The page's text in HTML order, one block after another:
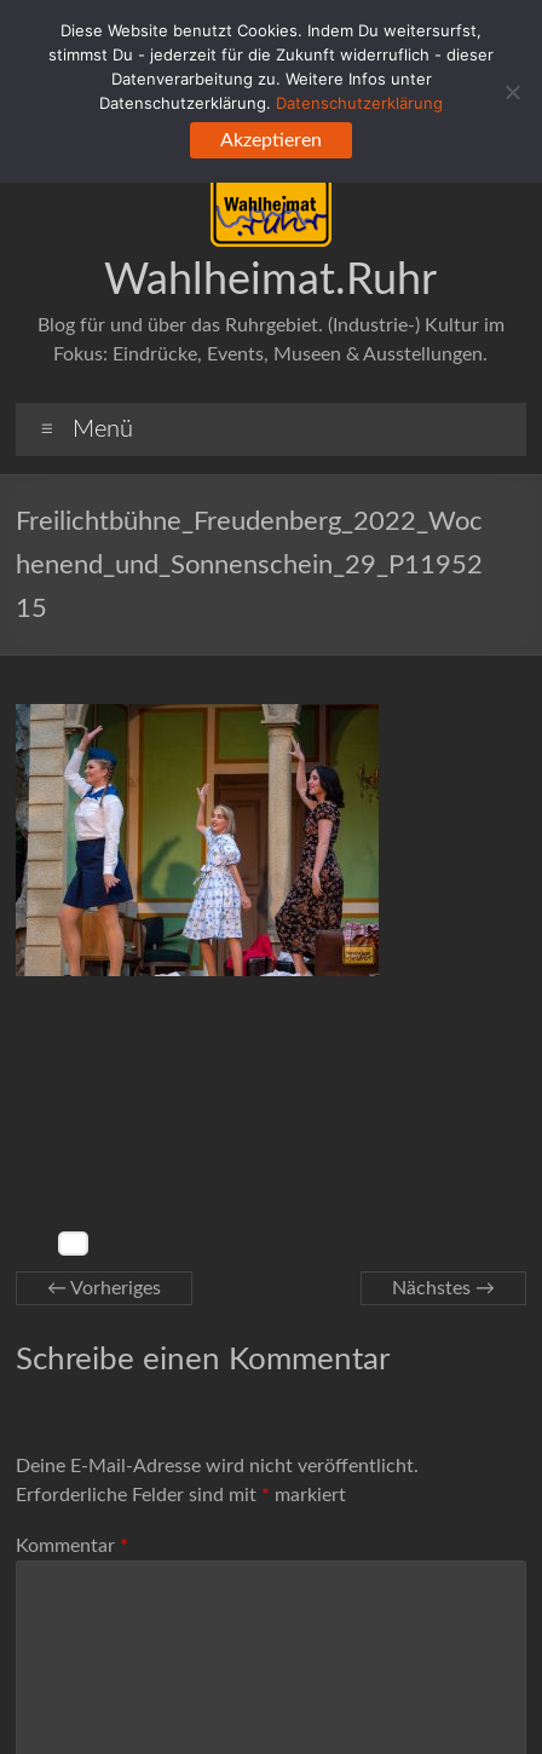
springen
Wahlheimat.Ruhr
Blog für und über das Ruhrgebiet. (Industrie-) Kultur im
Fokus: Eindrücke, Events, Museen & Ausstellungen.
Menü
Freilichtbühne_Freudenberg_2022_Woc
henend_und_Sonnenschein_29_P11952
15
← Vorheriges Nächstes →
Schreibe einen Kommentar
Deine E-Mail-Adresse wird nicht veröffentlicht.
Erforderliche Felder sind mit * markiert
Kommentar *
Diese Website benutzt Cookies. Indem Du weitersurfst,
stimmst Du - jederzeit für die Zukunft widerruflich - dieser
Datenverarbeitung zu. Weitere Infos unter
Datenschutzerklärung. Datenschutzerklärung
Akzeptieren